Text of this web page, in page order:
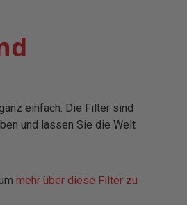
einfach. Die Filter sind
und lassen Sie die Welt
mehr über diese Filter zu